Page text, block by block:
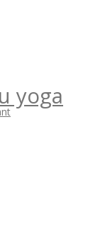
yoga